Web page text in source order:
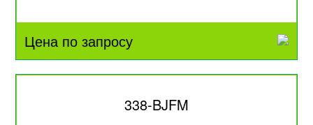
Цена по запросу
338-BJFM